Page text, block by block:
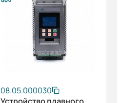
08.05.000030